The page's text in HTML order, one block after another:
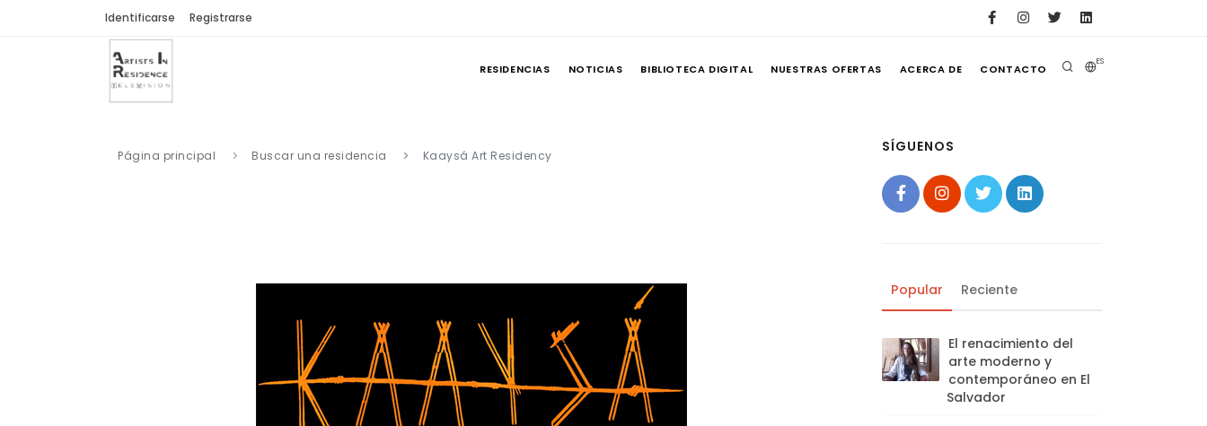
Identificarse Registrarse
ES
RESIDENCIAS NOTICIAS BIBLIOTECA DIGITAL NUESTRAS OFERTAS ACERCA DE CONTACTO
Página principal Buscar una residencia Kaaysá Art Residency
SÍGUENOS
Popular Reciente
El renacimiento del
arte moderno y
contemporáneo en El
Salvador